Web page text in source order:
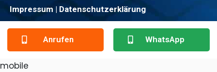
Impressum | Datenschutzerklärung
Anrufen WhatsApp